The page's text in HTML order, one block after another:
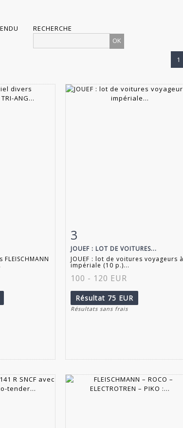
RECHERCHE
1
Fiche détaillée
3
JOUEF : LOT DE VOITURES...
JOUEF : lot de voitures voyageurs à
impériale (10 p.)...
100 - 120 EUR
Résultat 75 EUR
Résultats sans frais